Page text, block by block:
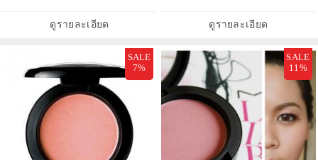
เม็ดสีคมชัด ติดทนนาน เนรมิตพวง
แก้มให้ดูสวยโดดเด่นอ
ดูรายละเอียด
แห่งความกระจ่างเพิ่มความเป็น
ประกายน่าหลงไหล
ดูรายละเอียด
SALE
7%
SALE
11%